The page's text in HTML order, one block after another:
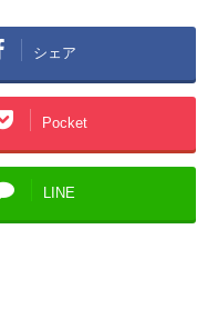
シェア
Pocket
LINE